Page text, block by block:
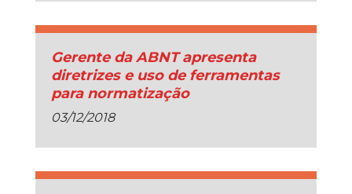
Gerente da ABNT apresenta
diretrizes e uso de ferramentas
para normatização
03/12/2018